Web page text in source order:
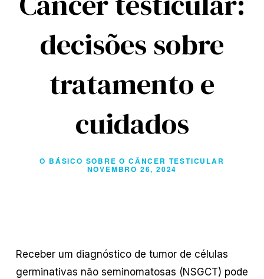
decisões sobre
tratamento e
cuidados
O BÁSICO SOBRE O CÂNCER TESTICULAR
NOVEMBRO 26, 2024
Receber um diagnóstico de tumor de células
germinativas não seminomatosas (NSGCT) pode